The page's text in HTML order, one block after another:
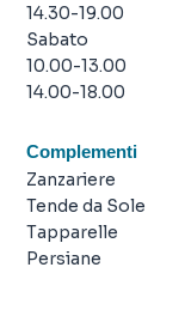
14.30-19.00
Sabato
10.00-13.00
14.00-18.00
Complementi
Zanzariere
Tende da Sole
Tapparelle
Persiane